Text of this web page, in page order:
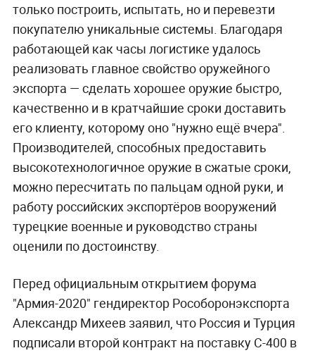
только построить, испытать, но и перевезти
покупателю уникальные системы. Благодаря
работающей как часы логистике удалось
реализовать главное свойство оружейного
экспорта — сделать хорошее оружие быстро,
качественно и в кратчайшие сроки доставить
его клиенту, которому оно "нужно ещё вчера".
Производителей, способных предоставить
высокотехнологичное оружие в сжатые сроки,
можно пересчитать по пальцам одной руки, и
работу российских экспортёров вооружений
турецкие военные и руководство страны
оценили по достоинству.
Перед официальным открытием форума
"Армия-2020" гендиректор Рособоронэкспорта
Александр Михеев заявил, что Россия и Турция
подписали второй контракт на поставку С-400 в